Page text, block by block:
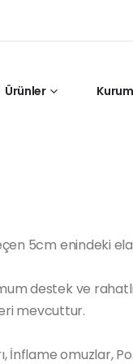
Ürünler
5cm enindeki
destek ve
mevcuttur.
İnflame omuzlar,